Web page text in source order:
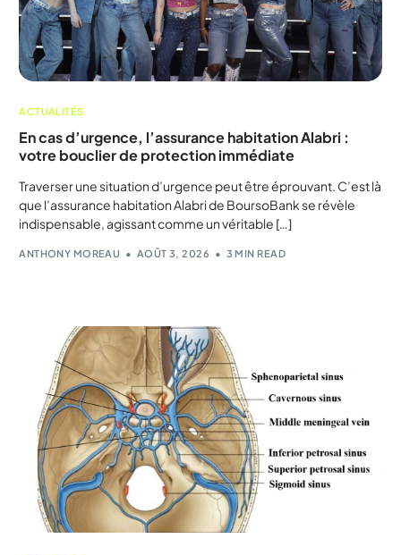
ACTUALITÉS
En cas d’urgence, l’assurance habitation Alabri :
votre bouclier de protection immédiate
Traverser une situation d’urgence peut être éprouvant. C’est là
que l’assurance habitation Alabri de BoursoBank se révèle
indispensable, agissant comme un véritable […]
ANTHONY MOREAU AOÛT 3, 2026 3 MIN READ